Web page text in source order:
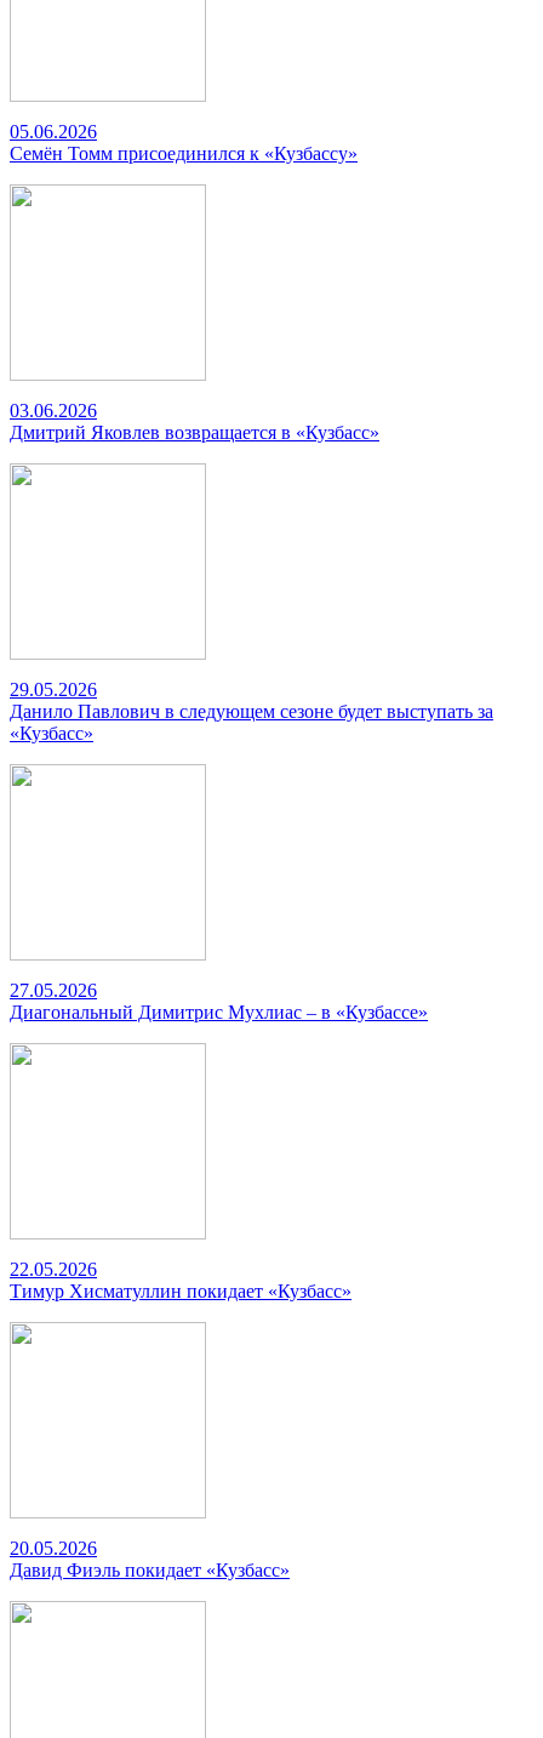
05.06.2026
Семён Томм присоединился к «Кузбассу»
03.06.2026
Дмитрий Яковлев возвращается в «Кузбасс»
29.05.2026
Данило Павлович в следующем сезоне будет выступать за
«Кузбасс»
27.05.2026
Диагональный Димитрис Мухлиас – в «Кузбассе»
22.05.2026
Тимур Хисматуллин покидает «Кузбасс»
20.05.2026
Давид Фиэль покидает «Кузбасс»